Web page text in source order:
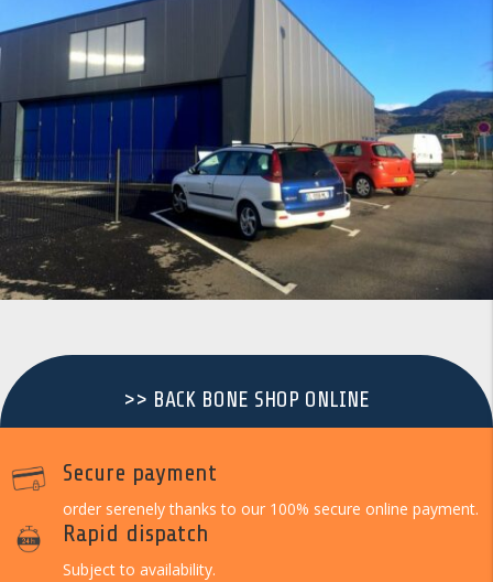
>> BACK BONE SHOP ONLINE
Secure payment
order serenely thanks to our 100% secure online payment.
Rapid dispatch
Subject to availability.